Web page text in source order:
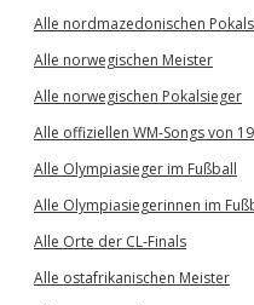
Alle nordmazedonischen
Alle norwegischen Meister
Alle norwegischen Pokalsieger
Alle offiziellen WM-Songs von
Alle Olympiasieger im Fußball
Alle Olympiasiegerinnen im
Alle Orte der CL-Finals
Alle ostafrikanischen Meister